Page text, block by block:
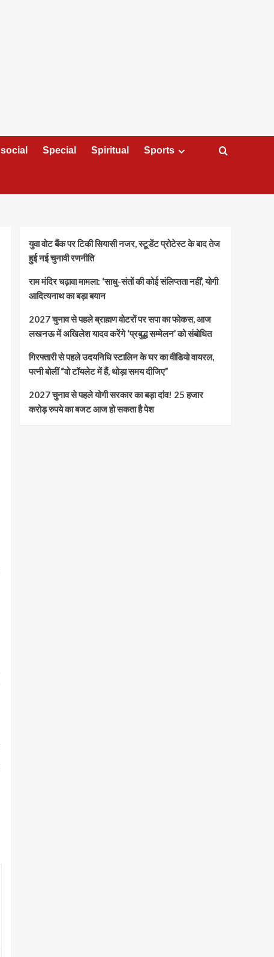
social Special Spiritual Sports
युवा वोट बैंक पर टिकी सियासी नजर, स्टूडेंट प्रोटेस्ट के बाद तेज
हुई नई चुनावी रणनीति
राम मंदिर चढ़ावा मामला: ‘साधु-संतों की कोई संलिप्तता नहीं’, योगी
आदित्यनाथ का बड़ा बयान
2027 चुनाव से पहले ब्राह्मण वोटरों पर सपा का फोकस, आज
लखनऊ में अखिलेश यादव करेंगे ‘प्रबुद्ध सम्मेलन’ को संबोधित
गिरफ्तारी से पहले उदयनिधि स्टालिन के घर का वीडियो वायरल,
पत्नी बोलीं “वो टॉयलेट में हैं, थोड़ा समय दीजिए”
2027 चुनाव से पहले योगी सरकार का बड़ा दांव! 25 हजार
करोड़ रुपये का बजट आज हो सकता है पेश